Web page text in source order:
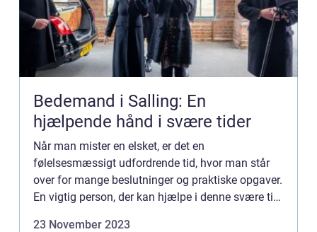
Bedemand i Salling: En
hjælpende hånd i svære tider
Når man mister en elsket, er det en
følelsesmæssigt udfordrende tid, hvor man står
over for mange beslutninger og praktiske opgaver.
En vigtig person, der kan hjælpe i denne svære tid,
23 November 2023